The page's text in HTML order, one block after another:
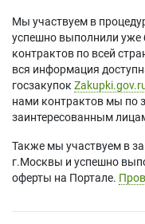
Мы участвуем в
успешно выполнили уже
контрактов по всей
вся информация
госзакупок
нами контрактов мы по
заинтересованным
Также мы участвуем в
г.Москвы и успешно
оферты на Портале.